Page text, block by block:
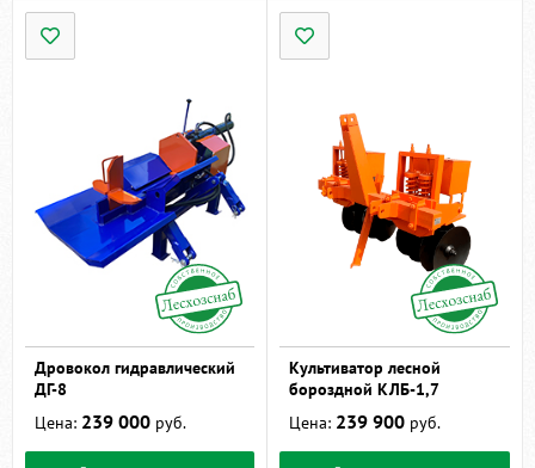
Дровокол гидравлический
ДГ-8
Цена: 239 000 руб.
Культиватор лесной
бороздной КЛБ-1,7
Цена: 239 900 руб.